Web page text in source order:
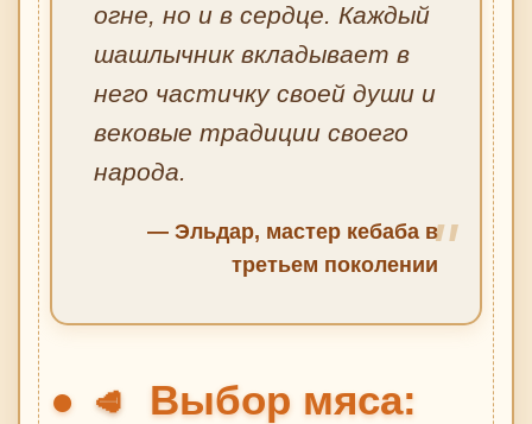
огне, но и в сердце. Каждый
шашлычник вкладывает в
него частичку своей души и
вековые традиции своего
народа.
— Эльдар, мастер кебаба в
третьем поколении
🥩
Выбор мяса: